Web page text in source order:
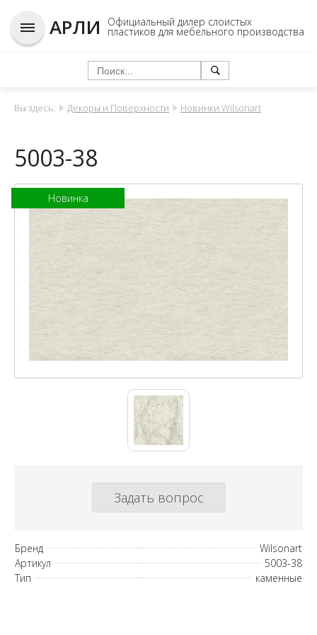
АРЛИ Официальный дилер слоистых
пластиков для мебельного производства
Вы здесь: Декоры и Поверхности Новинки Wilsonart
5003-38
Новинка
Задать вопрос
Бренд
Wilsonart
Артикул
5003-38
Тип
каменные